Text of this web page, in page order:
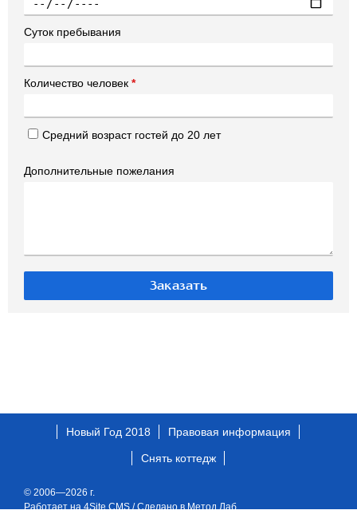
Суток пребывания
Количество человек *
Средний возраст гостей до 20 лет
Дополнительные пожелания
Новый Год 2018 Правовая информация
Снять коттедж
© 2006—2026 г.
Работает на 4Site CMS/Сделано в Метод Лаб